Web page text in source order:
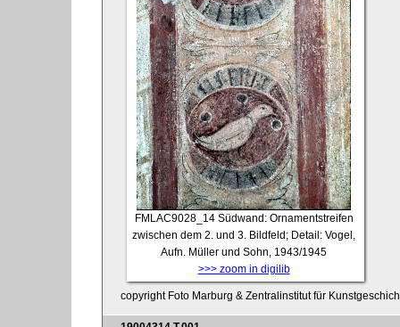
FMLAC9028_14 Südwand: Ornamentstreifen
zwischen dem 2. und 3. Bildfeld; Detail: Vogel,
Aufn. Müller und Sohn, 1943/1945
>>> zoom in digilib
copyright Foto Marburg & Zentralinstitut für